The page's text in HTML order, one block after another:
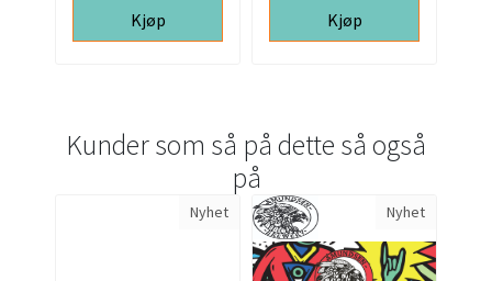
Kjøp Kjøp
Kunder som så på dette så også
på
Nyhet Nyhet